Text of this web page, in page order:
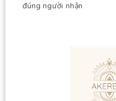
đúng người nhận